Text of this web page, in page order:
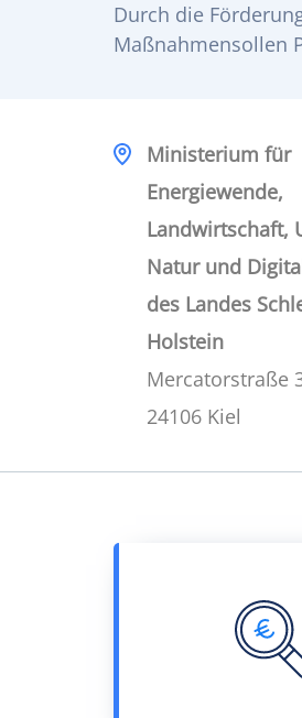
Durch die
Maßnahmensollen
Ministerium für
Energiewende,
Landwirtschaft,
Natur und
des Landes
Holstein
Mercatorstraße
24106 Kiel